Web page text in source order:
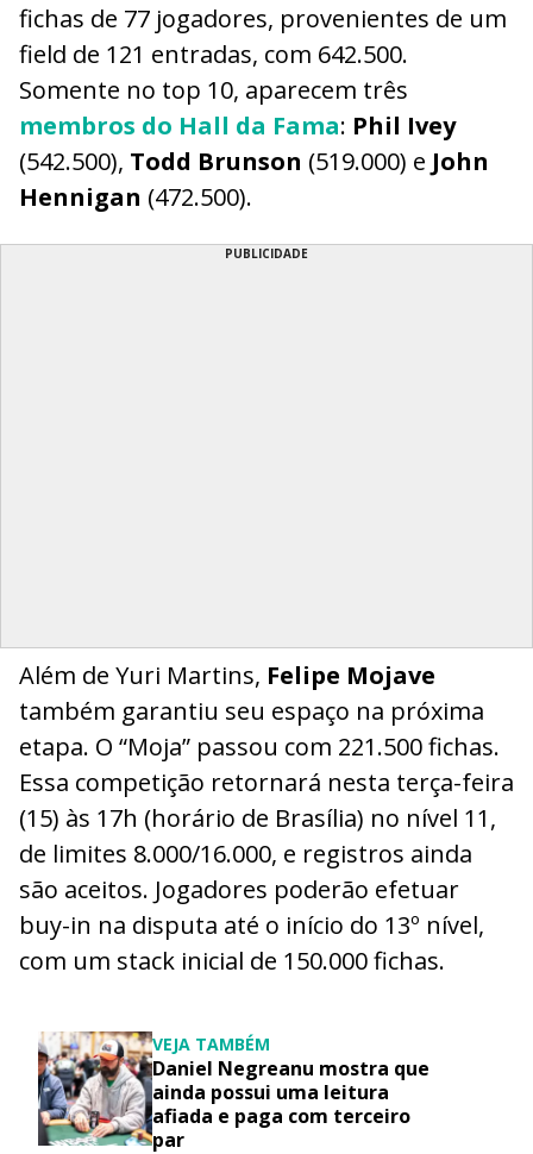
fichas de 77 jogadores, provenientes de um
field de 121 entradas, com 642.500.
Somente no top 10, aparecem três
membros do Hall da Fama: Phil Ivey
(542.500), Todd Brunson (519.000) e John
Hennigan (472.500).
PUBLICIDADE
Além de Yuri Martins, Felipe Mojave
também garantiu seu espaço na próxima
etapa. O “Moja” passou com 221.500 fichas.
Essa competição retornará nesta terça-feira
(15) às 17h (horário de Brasília) no nível 11,
de limites 8.000/16.000, e registros ainda
são aceitos. Jogadores poderão efetuar
buy-in na disputa até o início do 13º nível,
com um stack inicial de 150.000 fichas.
VEJA TAMBÉM
Daniel Negreanu mostra que
ainda possui uma leitura
afiada e paga com terceiro
par